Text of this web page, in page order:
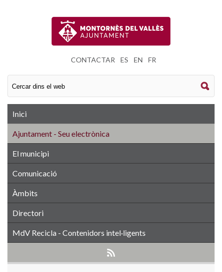
CONTACTAR ES EN FR
Inici
Ajuntament - Seu electrònica
El municipi
Comunicació
Àmbits
Directori
MdV Recicla - Contenidors intel·ligents